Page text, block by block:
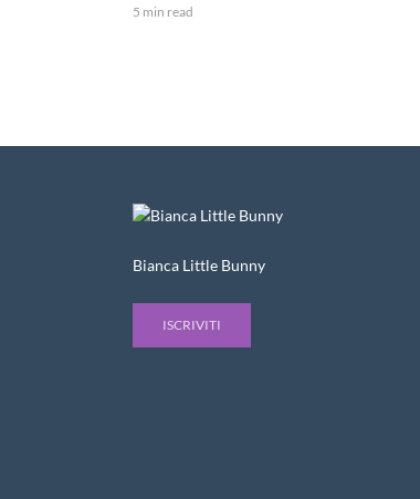
5 min read
Bianca Little Bunny
ISCRIVITI